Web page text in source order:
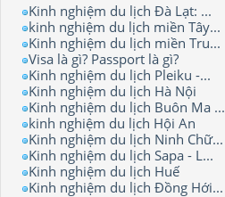
Kinh nghiệm du lịch Đà Lạt: ...
kinh nghiệm du lịch miền Tây...
Kinh nghiệm du lịch miền Tru...
Visa là gì? Passport là gì?
Kinh nghiệm du lịch Pleiku -...
Kinh nghiệm du lịch Hà Nội
Kinh nghiệm du lịch Buôn Ma ...
kinh nghiệm du lịch Hội An
Kinh nghiệm du lịch Ninh Chữ...
Kinh nghiệm du lịch Sapa - L...
Kinh nghiệm du lịch Huế
Kinh nghiệm du lịch Đồng Hới...